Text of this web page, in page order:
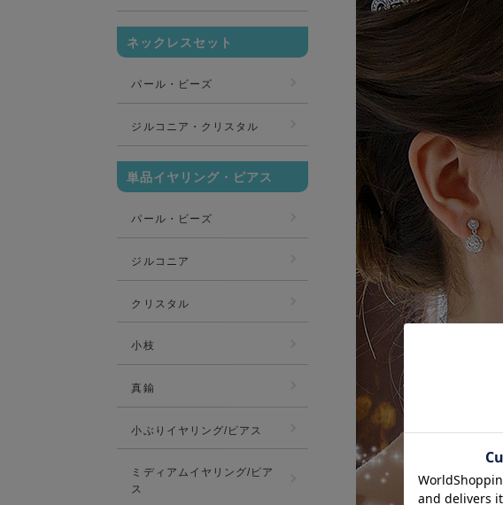
ネックレスセット
パール・ビーズ
ジルコニア・クリスタル
単品イヤリング・ピアス
パール・ビーズ
ジルコニア
クリスタル
小枝
真鍮
小ぶりイヤリング/ピアス
ミディアムイヤリング/ピア
ス